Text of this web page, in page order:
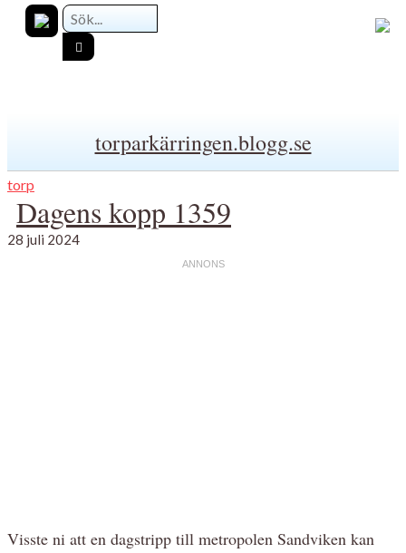
torparkärringen.blogg.se
torp
Dagens kopp 1359
28 juli 2024
Visste ni att en dagstripp till metropolen Sandviken kan